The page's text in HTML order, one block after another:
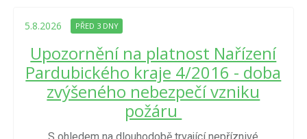
5.8.2026 PŘED 3 DNY
Upozornění na platnost Nařízení
Pardubického kraje 4/2016 - doba
zvýšeného nebezpečí vzniku
požáru